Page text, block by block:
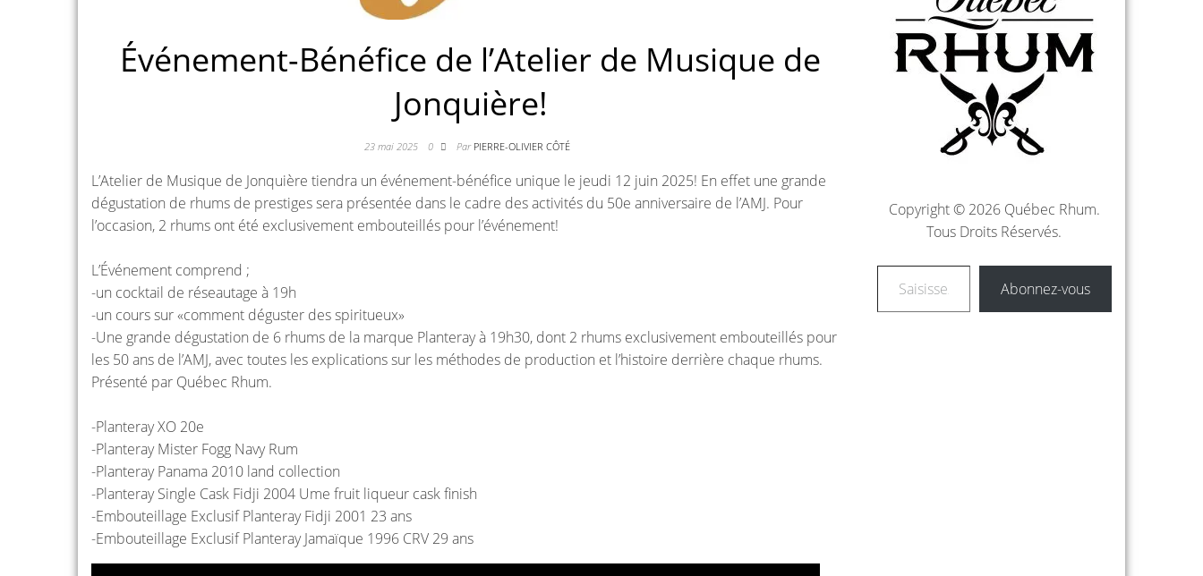
Événement-Bénéfice de l’Atelier de Musique de
Jonquière!
23 mai 2025 0 Par PIERRE-OLIVIER CÔTÉ
L’Atelier de Musique de Jonquière tiendra un événement-bénéfice unique le jeudi 12 juin 2025! En effet une grande
dégustation de rhums de prestiges sera présentée dans le cadre des activités du 50e anniversaire de l’AMJ. Pour
l’occasion, 2 rhums ont été exclusivement embouteillés pour l’événement!
L’Événement comprend ;
-un cocktail de réseautage à 19h
-un cours sur «comment déguster des spiritueux»
-Une grande dégustation de 6 rhums de la marque Planteray à 19h30, dont 2 rhums exclusivement embouteillés pour
les 50 ans de l’AMJ, avec toutes les explications sur les méthodes de production et l’histoire derrière chaque rhums.
Présenté par Québec Rhum.
-Planteray XO 20e
-Planteray Mister Fogg Navy Rum
-Planteray Panama 2010 land collection
-Planteray Single Cask Fidji 2004 Ume fruit liqueur cask finish
-Embouteillage Exclusif Planteray Fidji 2001 23 ans
-Embouteillage Exclusif Planteray Jamaïque 1996 CRV 29 ans
Copyright © 2026 Québec Rhum.
Tous Droits Réservés.
Abonnez-vous